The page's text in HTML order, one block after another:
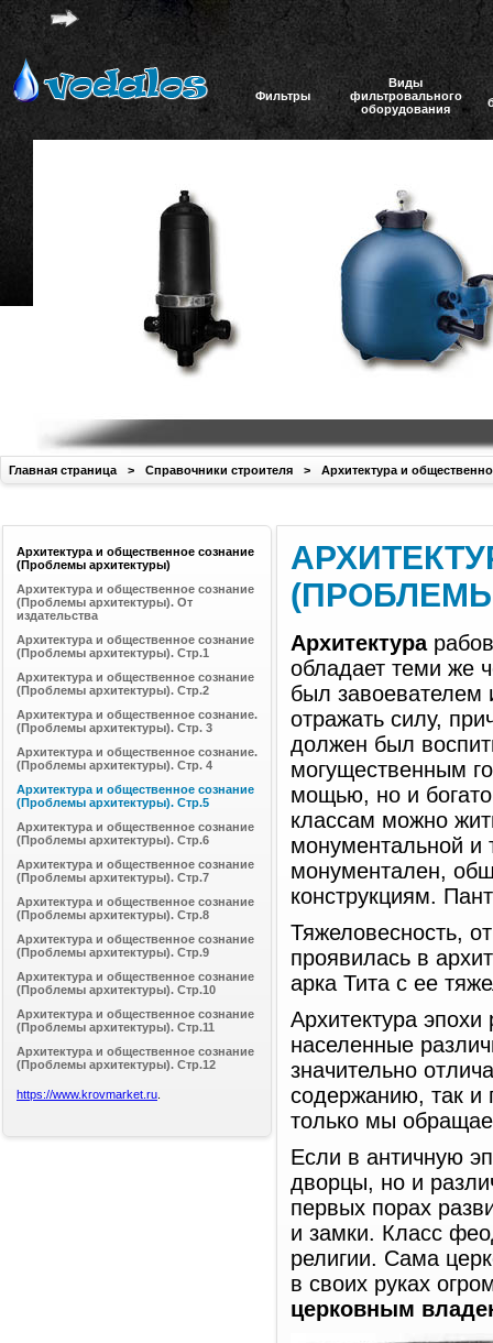
Фильтры
Виды
фильтровального
оборудования
Главная страница > Справочники строителя > Архитектура и
Архитектура
обладает теми же
был завоевателем
отражать силу,
должен был
могущественным
мощью, но и
классам можно
монументальной и
монументален,
конструкциям.
Тяжеловесность,
проявилась в
арка Тита с ее
Архитектура
населенные
значительно
содержанию, так и
только мы
Если в античную
дворцы, но и
первых порах
и замки. Класс
религии. Сама
в своих руках
церковным
Архитектура и общественное сознание
(Проблемы архитектуры)
Архитектура и общественное сознание
(Проблемы архитектуры). От
издательства
Архитектура и общественное сознание
(Проблемы архитектуры). Стр.1
Архитектура и общественное сознание
(Проблемы архитектуры). Стр.2
Архитектура и общественное сознание.
(Проблемы архитектуры). Стр. 3
Архитектура и общественное сознание.
(Проблемы архитектуры). Стр. 4
Архитектура и общественное сознание
(Проблемы архитектуры). Стр.5
Архитектура и общественное сознание
(Проблемы архитектуры). Стр.6
Архитектура и общественное сознание
(Проблемы архитектуры). Стр.7
Архитектура и общественное сознание
(Проблемы архитектуры). Стр.8
Архитектура и общественное сознание
(Проблемы архитектуры). Стр.9
Архитектура и общественное сознание
(Проблемы архитектуры). Стр.10
Архитектура и общественное сознание
(Проблемы архитектуры). Стр.11
Архитектура и общественное сознание
(Проблемы архитектуры). Стр.12
https://www.krovmarket.ru